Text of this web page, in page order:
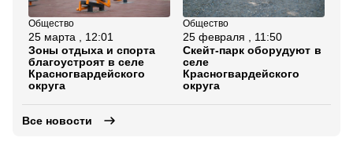
Общество
25 марта , 12:01
Зоны отдыха и спорта
благоустроят в селе
Красногвардейского
округа
Общество
25 февраля , 11:50
Скейт-парк оборудуют в
селе
Красногвардейского
округа
Все новости